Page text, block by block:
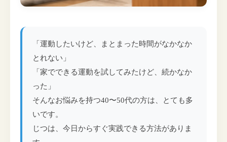
「運動したいけど、まとまった時間がなかなか
とれない」
「家でできる運動を試してみたけど、続かなか
った」
そんなお悩みを持つ40〜50代の方は、とても多
いです。
じつは、今日からすぐ実践できる方法がありま